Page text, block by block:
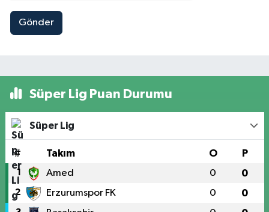
Gönder
Süper Lig Puan Durumu
Süper Lig
# Takım O P
1 Amed 0 0
2 Erzurumspor FK 0 0